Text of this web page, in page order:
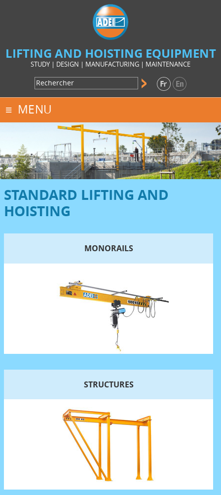
LIFTING AND HOISTING EQUIPMENT
STUDY | DESIGN | MANUFACTURING | MAINTENANCE
MENU
STANDARD LIFTING AND
HOISTING
MONORAILS
STRUCTURES